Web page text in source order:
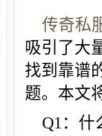
传奇私
吸引了大
找到靠谱
题。本文
Q1：什